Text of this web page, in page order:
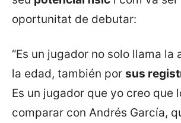
oportunitat de debutar:
“Es un jugador no solo llama la
la edad, también por sus
Es un jugador que yo creo que
comparar con Andrés García,